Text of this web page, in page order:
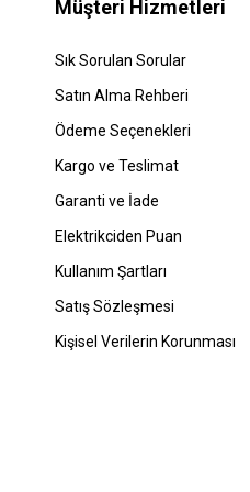
Müşteri Hizmetleri
Sık Sorulan Sorular
Satın Alma Rehberi
Ödeme Seçenekleri
Kargo ve Teslimat
Garanti ve İade
Elektrikciden Puan
Kullanım Şartları
Satış Sözleşmesi
Kişisel Verilerin Korunması